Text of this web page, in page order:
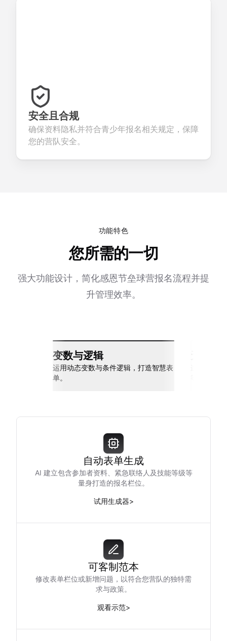
安全且合规
确保资料隐私并符合青少年报名相关规定，保障
您的营队安全。
功能特色
您所需的一切
强大功能设计，简化感恩节垒球营报名流程并提
升管理效率。
变数与逻辑
运用动态变数与条件逻辑，打造智慧表
单。
自动表单生成
AI 建立包含参加者资料、紧急联络人及技能等级等
量身打造的报名栏位。
试用生成器>
可客制范本
修改表单栏位或新增问题，以符合您营队的独特需
求与政策。
观看示范>